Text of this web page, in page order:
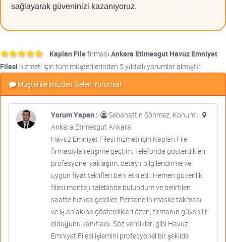
sağlayarak güveninizi kazanıyoruz.
Kaplan Filefirması Ankara Etimesgut Havuz Emniyet
Filesi hizmeti için tüm müşterilerinden 5 yıldızlı yorumlar almıştır.
Müşterilerimizden Gelen Yorumlar
Yorum Yapan :
Sebahattin Sönmez, Konum :
Ankara Etimesgut Ankara
Havuz Emniyet Filesi hizmeti için Kaplan File
firmasıyla iletişime geçtim. Telefonda gösterdikleri
profesyonel yaklaşım, detaylı bilgilendirme ve
uygun fiyat teklifleri beni etkiledi. Hemen güvenlik
filesi montajı talebinde bulundum ve belirtilen
saatte hızlıca geldiler. Personelin maske takması
ve iş ahlakına gösterdikleri özen, firmanın güvenilir
olduğunu kanıtladı. Söz verdikleri gibi Havuz
Emniyet Filesi işlemini profesyonel bir şekilde